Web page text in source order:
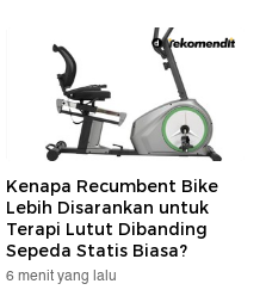
Kenapa Recumbent Bike
Lebih Disarankan untuk
Terapi Lutut Dibanding
Sepeda Statis Biasa?
6 menit yang lalu